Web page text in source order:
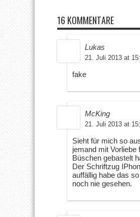
16 KOMMENTARE
Lukas
21. Juli 2013 at
fake
McKing
21. Juli 2013 at
Sieht für mich so
jemand mit Vorliebe
Büschen gebastelt
Der Schriftzug
auffällig habe das
noch nie gesehen.